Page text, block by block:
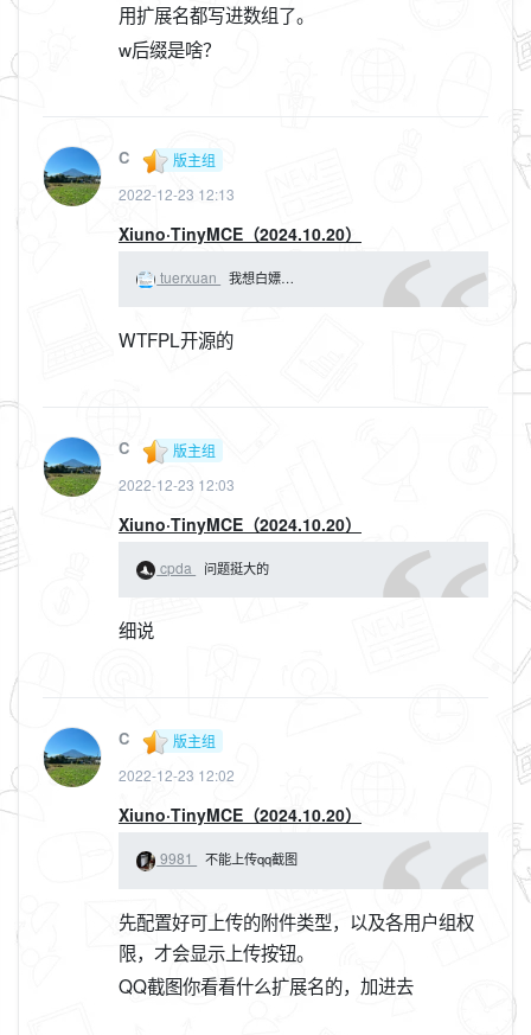
用扩展名都写进数组了。
w后缀是啥？
C
版主组
2022-12-23 12:13
Xiuno·TinyMCE（2024.10.20）
tuerxuan 我想白嫖…
WTFPL开源的
C
版主组
2022-12-23 12:03
Xiuno·TinyMCE（2024.10.20）
cpda 问题挺大的
细说
C
版主组
2022-12-23 12:02
Xiuno·TinyMCE（2024.10.20）
9981 不能上传qq截图
先配置好可上传的附件类型，以及各用户组权
限，才会显示上传按钮。
QQ截图你看看什么扩展名的，加进去